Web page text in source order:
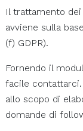
Il trattamento
avviene sulla
(f) GDPR).
Fornendo il
facile
allo scopo di
domande di